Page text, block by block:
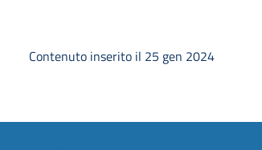
Contenuto inserito il 25 gen 2024